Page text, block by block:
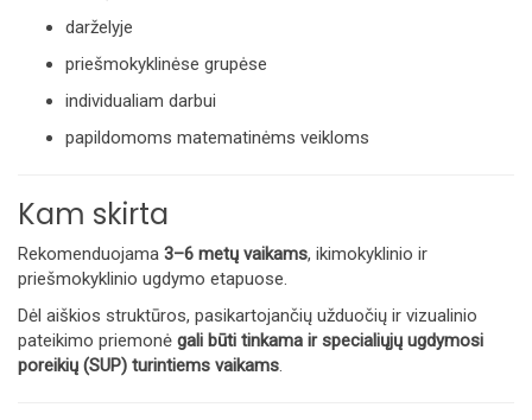
darželyje
priešmokyklinėse grupėse
individualiam darbui
papildomoms matematinėms veikloms
Kam skirta
Rekomenduojama 3–6 metų vaikams, ikimokyklinio ir
priešmokyklinio ugdymo etapuose.
Dėl aiškios struktūros, pasikartojančių užduočių ir vizualinio
pateikimo priemonė gali būti tinkama ir specialiųjų ugdymosi
poreikių (SUP) turintiems vaikams.